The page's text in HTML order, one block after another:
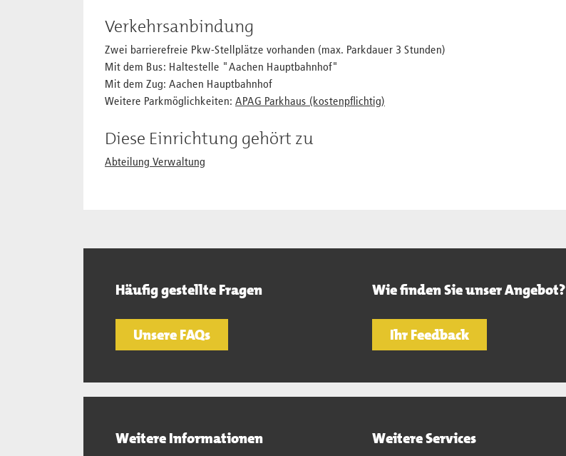
Verkehrsanbindung
Zwei barrierefreie Pkw-Stellplätze vorhanden (max. Parkdauer 3 Stunden)
Mit dem Bus: Haltestelle "Aachen Hauptbahnhof"
Mit dem Zug: Aachen Hauptbahnhof
Weitere Parkmöglichkeiten: APAG Parkhaus (kostenpflichtig)
Diese Einrichtung gehört zu
Abteilung Verwaltung
Häufig gestellte Fragen
Unsere FAQs
Wie finden Sie unser Angebot?
Ihr Feedback
Weitere Informationen Weitere Services